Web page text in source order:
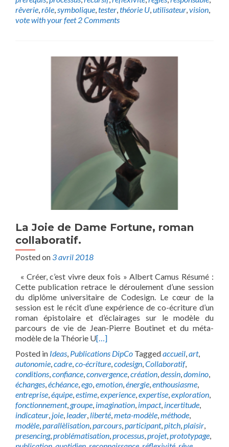
rêverie,rôle,symbolique,tester,théorie U,utilisateur,vision,
vote with your feet 2 Comments
La Joie de Dame Fortune, roman
collaboratif.
Posted on 3 avril 2018
« Créer, c’est vivre deux fois » Albert Camus Résumé :
Cette publication retrace le déroulement d’une session
du diplôme universitaire de Codesign. Le cœur de la
session est le récit d’une expérience de co-écriture d’un
roman épistolaire et d’éclairages sur le modèle du
parcours de vie de Jean-Pierre Boutinet et du méta-
modèle de la Théorie U[…]
Posted in Ideas, Publications DipCo Taggedaccueil,art,
autonomie,cadre,co-écriture,codesign,Collaboratif,
conditions,confiance,convergence,création,dessin,domino,
échanges,échéance,ego,emotion,énergie,enthousiasme,
entreprise,équipe,estime,experience,expertise,exploration,
fonctionnement,groupe, imagination, impact, incertitude,
indicateur, joie, leader, liberté,meta-modèle,méthode,
modèle,parallèlisation,parcours,participant,pitch,plaisir,
presencing,problématisation,processus,projet,prototypage,